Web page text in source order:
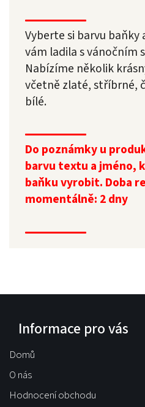
Vyberte si barvu baňky
vám ladila s vánočním
Nabízíme několik
včetně zlaté, stříbrné,
bílé.
Do poznámky u
barvu textu a jméno,
baňku vyrobit. Doba
momentálně: 2 dny
Informace pro vás
Domů
O nás
Hodnocení obchodu